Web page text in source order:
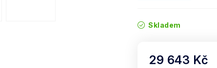
Skladem
29 643 Kč